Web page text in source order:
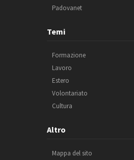
Padovanet
Temi
Formazione
Lavoro
Estero
Volontariato
Cultura
Altro
Mappa del sito